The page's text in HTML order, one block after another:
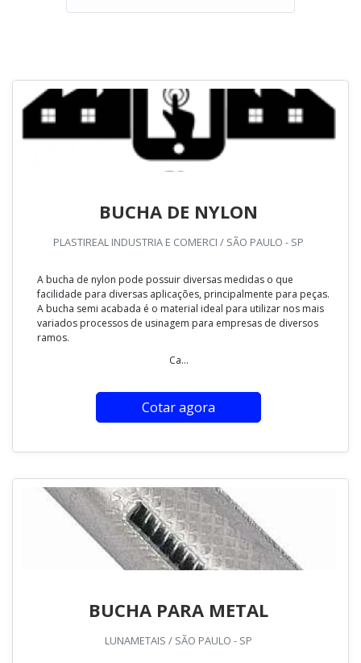
BUCHA DE NYLON
PLASTIREAL INDUSTRIA E COMERCI / SÃO PAULO - SP
A bucha de nylon pode possuir diversas medidas o que
facilidade para diversas aplicações, principalmente para peças.
A bucha semi acabada é o material ideal para utilizar nos mais
variados processos de usinagem para empresas de diversos
ramos.
Ca...
Cotar agora
BUCHA PARA METAL
LUNAMETAIS / SÃO PAULO - SP